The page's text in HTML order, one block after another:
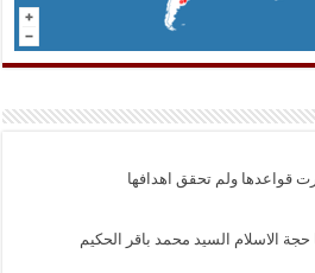
قواعدها ولم تحقق اهدافها
الاسلام السيد محمد باقر الحكيم